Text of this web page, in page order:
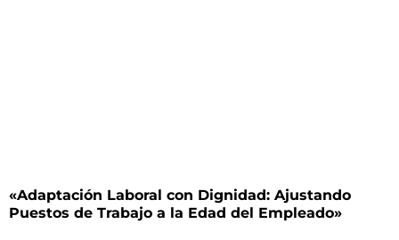
«Adaptación Laboral con Dignidad: Ajustando
Puestos de Trabajo a la Edad del Empleado»